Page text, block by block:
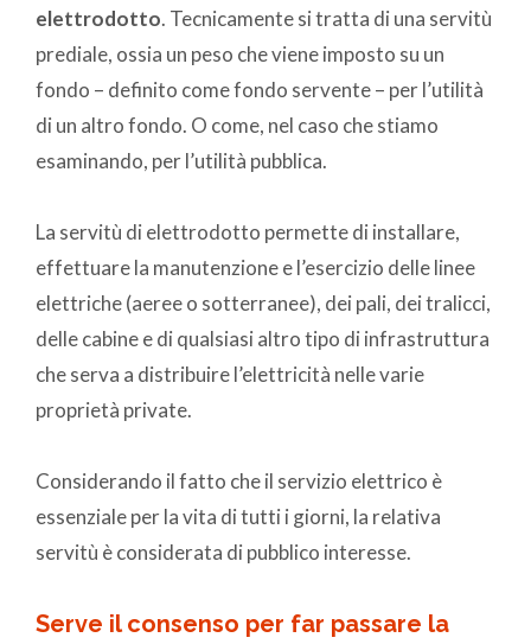
elettrodotto. Tecnicamente si tratta di una servitù
prediale, ossia un peso che viene imposto su un
fondo – definito come fondo servente – per l’utilità
di un altro fondo. O come, nel caso che stiamo
esaminando, per l’utilità pubblica.
La servitù di elettrodotto permette di installare,
effettuare la manutenzione e l’esercizio delle linee
elettriche (aeree o sotterranee), dei pali, dei tralicci,
delle cabine e di qualsiasi altro tipo di infrastruttura
che serva a distribuire l’elettricità nelle varie
proprietà private.
Considerando il fatto che il servizio elettrico è
essenziale per la vita di tutti i giorni, la relativa
servitù è considerata di pubblico interesse.
Serve il consenso per far passare la